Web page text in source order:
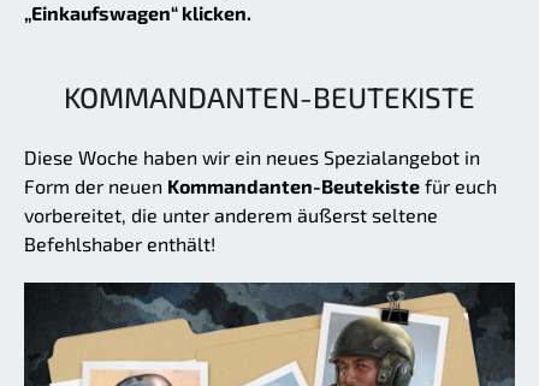
„Einkaufswagen“ klicken.
KOMMANDANTEN-BEUTEKISTE
Diese Woche haben wir ein neues Spezialangebot in
Form der neuen Kommandanten-Beutekiste für euch
vorbereitet, die unter anderem äußerst seltene
Befehlshaber enthält!